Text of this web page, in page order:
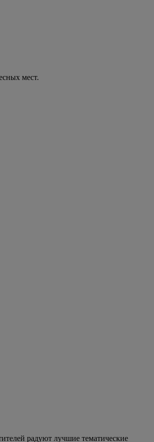
мест.
радуют лучшие тематические